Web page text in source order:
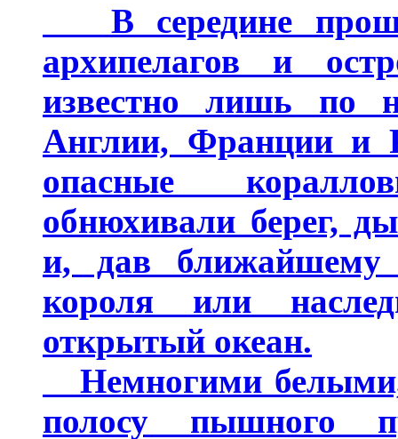
В середине
архипелагов и
известно лишь по
Англии, Франции и
опасные
обнюхивали берег,
и, дав ближайшему
короля или
открытый океан.
Немногими
полосу пышного